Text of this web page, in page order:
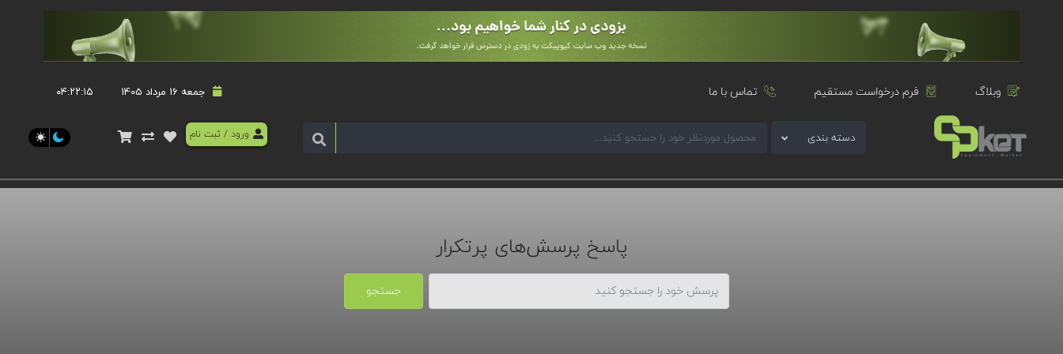
وبلاگ فرم درخواست مستقیم تماس با ما جمعه 16 مرداد 1405 ۰۴:۲۲:۱۵
دسته بندی ورود / ثبت نام
پاسخ پرسش‌های پرتکرار
جستجو